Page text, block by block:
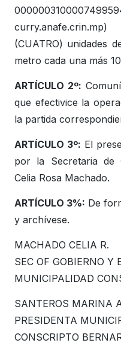
(CUATRO) unidades
metro cada una más
ARTÍCULO 2º:
que efectivice la
la partida
ARTÍCULO 3º: El
por la Secretaria de
Celia Rosa Machado.
ARTÍCULO 3%: De
y archívese.
MACHADO CELIA R.
SEC OF GOBIERNO Y
MUNICIPALIDAD
SANTEROS MARINA
PRESIDENTA
CONSCRIPTO